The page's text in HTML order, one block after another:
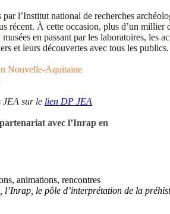
par l’Institut national de recherches
récent. À cette occasion, plus d’un millier
musées en passant par les laboratoires, les
et leurs découvertes avec tous les publics.
Nouvelle-Aquitaine
JEA sur le lien DP JEA
avec l’Inrap en
animations, rencontres
le pôle d’interprétation de la